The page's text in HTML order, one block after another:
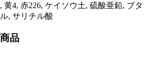
黄4, 赤226, ケイソウ土, 硫酸亜鉛, ブタ
, サリチル酸
品